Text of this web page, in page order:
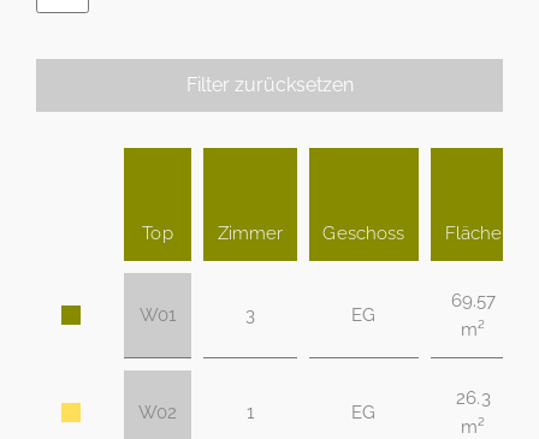
Filter zurücksetzen
Top Zimmer Geschoss Fläche
W01 3 EG
69.57
m²
W02 1 EG
26.3
m²